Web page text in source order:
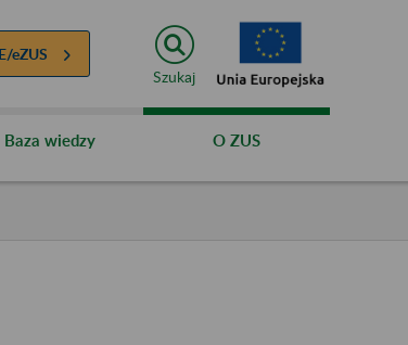
eZUS
Szukaj
Baza wiedzy O ZUS